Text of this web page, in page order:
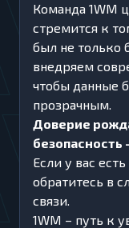
Команда 1WM
стремится к
был не только
внедряем
чтобы данные
прозрачным.
Доверие
безопасность
Если у вас
обратитесь в
связи.
1WM – путь к